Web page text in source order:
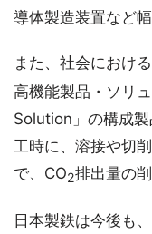
導体製造装置など
また、社会におけ
高機能製品・ソリ
Solution」の構成
工時に、溶接や切
で、CO2排出量の
日本製鉄は今後も